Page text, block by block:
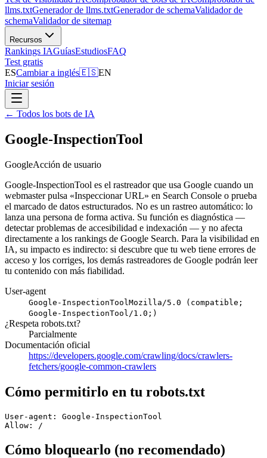
llms.txtGenerador de llms.txtGenerador de schemaValidador de
schemaValidador de sitemap
Recursos
Rankings IAGuíasEstudiosFAQ
Test gratis
ESCambiar a inglés🇪🇸EN
Iniciar sesión
← Todos los bots de IA
Google-InspectionTool
GoogleAcción de usuario
Google-InspectionTool es el rastreador que usa Google cuando un
webmaster pulsa «Inspeccionar URL» en Search Console o prueba
el marcado de datos estructurados. No es un rastreo automático: lo
lanza una persona de forma activa. Su función es diagnóstica —
detectar problemas de accesibilidad e indexación — y no afecta
directamente a los rankings de Google Search. Para la visibilidad en
IA, su impacto es indirecto: si descubre que tu web tiene errores de
acceso y los corriges, los demás rastreadores de Google podrán leer
tu contenido con más fiabilidad.
User-agent
Google-InspectionTool Mozilla/5.0 (compatible;
Google-InspectionTool/1.0;)
¿Respeta robots.txt?
Parcialmente
Documentación oficial
https://developers.google.com/crawling/docs/crawlers-
fetchers/google-common-crawlers
Cómo permitirlo en tu robots.txt
User-agent: Google-InspectionTool
Allow: /
Cómo bloquearlo (no recomendado)